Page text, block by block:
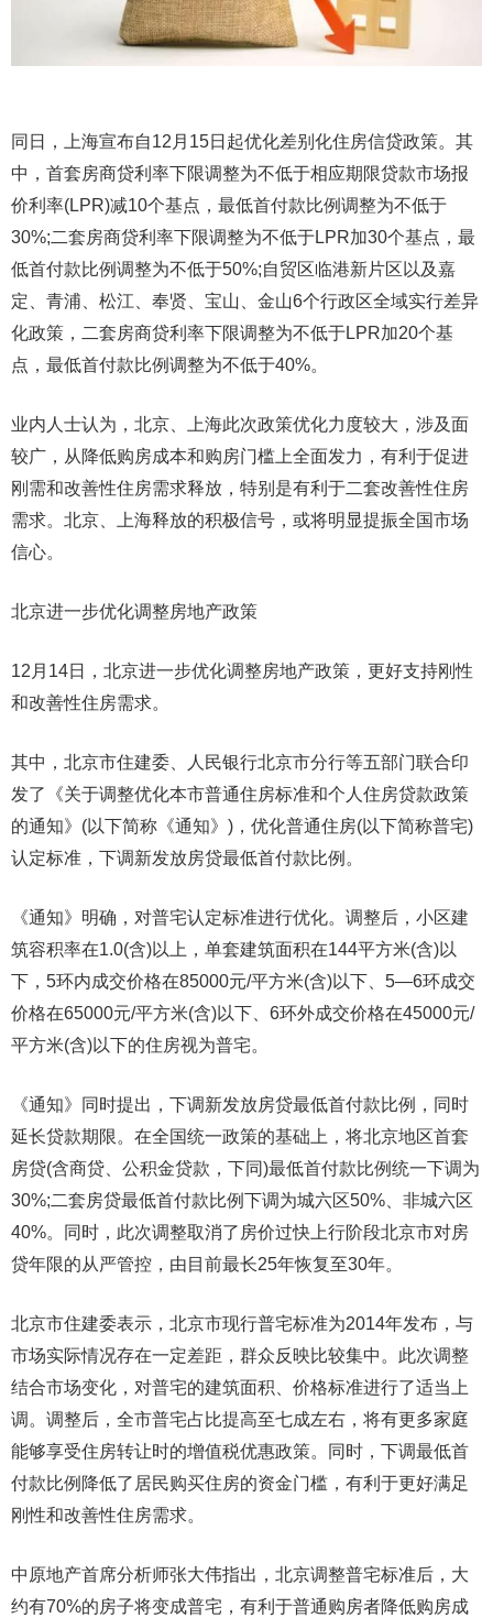
同日，上海宣布自12月15日起优化差别化住房信贷政策。其
中，首套房商贷利率下限调整为不低于相应期限贷款市场报
价利率(LPR)减10个基点，最低首付款比例调整为不低于
30%;二套房商贷利率下限调整为不低于LPR加30个基点，最
低首付款比例调整为不低于50%;自贸区临港新片区以及嘉
定、青浦、松江、奉贤、宝山、金山6个行政区全域实行差异
化政策，二套房商贷利率下限调整为不低于LPR加20个基
点，最低首付款比例调整为不低于40%。
业内人士认为，北京、上海此次政策优化力度较大，涉及面
较广，从降低购房成本和购房门槛上全面发力，有利于促进
刚需和改善性住房需求释放，特别是有利于二套改善性住房
需求。北京、上海释放的积极信号，或将明显提振全国市场
信心。
北京进一步优化调整房地产政策
12月14日，北京进一步优化调整房地产政策，更好支持刚性
和改善性住房需求。
其中，北京市住建委、人民银行北京市分行等五部门联合印
发了《关于调整优化本市普通住房标准和个人住房贷款政策
的通知》(以下简称《通知》)，优化普通住房(以下简称普宅)
认定标准，下调新发放房贷最低首付款比例。
《通知》明确，对普宅认定标准进行优化。调整后，小区建
筑容积率在1.0(含)以上，单套建筑面积在144平方米(含)以
下，5环内成交价格在85000元/平方米(含)以下、5—6环成交
价格在65000元/平方米(含)以下、6环外成交价格在45000元/
平方米(含)以下的住房视为普宅。
《通知》同时提出，下调新发放房贷最低首付款比例，同时
延长贷款期限。在全国统一政策的基础上，将北京地区首套
房贷(含商贷、公积金贷款，下同)最低首付款比例统一下调为
30%;二套房贷最低首付款比例下调为城六区50%、非城六区
40%。同时，此次调整取消了房价过快上行阶段北京市对房
贷年限的从严管控，由目前最长25年恢复至30年。
北京市住建委表示，北京市现行普宅标准为2014年发布，与
市场实际情况存在一定差距，群众反映比较集中。此次调整
结合市场变化，对普宅的建筑面积、价格标准进行了适当上
调。调整后，全市普宅占比提高至七成左右，将有更多家庭
能够享受住房转让时的增值税优惠政策。同时，下调最低首
付款比例降低了居民购买住房的资金门槛，有利于更好满足
刚性和改善性住房需求。
中原地产首席分析师张大伟指出，北京调整普宅标准后，大
约有70%的房子将变成普宅，有利于普通购房者降低购房成